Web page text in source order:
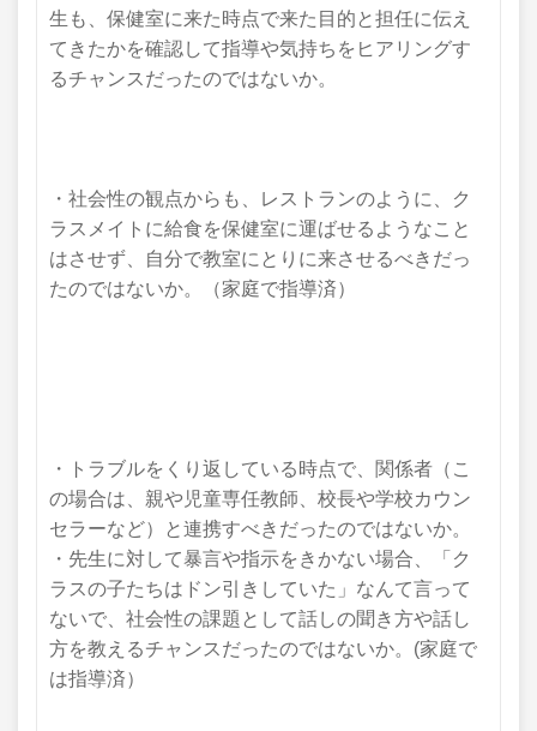
生も、保健室に来た時点で来た目的と担任に伝え
てきたかを確認して指導や気持ちをヒアリングす
るチャンスだったのではないか。
・社会性の観点からも、レストランのように、ク
ラスメイトに給食を保健室に運ばせるようなこと
はさせず、自分で教室にとりに来させるべきだっ
たのではないか。（家庭で指導済）
・トラブルをくり返している時点で、関係者 （こ
の場合は、親や児童専任教師、 校長や学校カウン
セラーなど）と連携すべきだったのではないか。
・先生に対して暴言や指示をきかない場合、「ク
ラスの子たちはドン引きしていた」なんて言って
ないで、社会性の課題として話しの聞き方や話し
方を教えるチャンス だったのではないか。(家庭で
は指導済）